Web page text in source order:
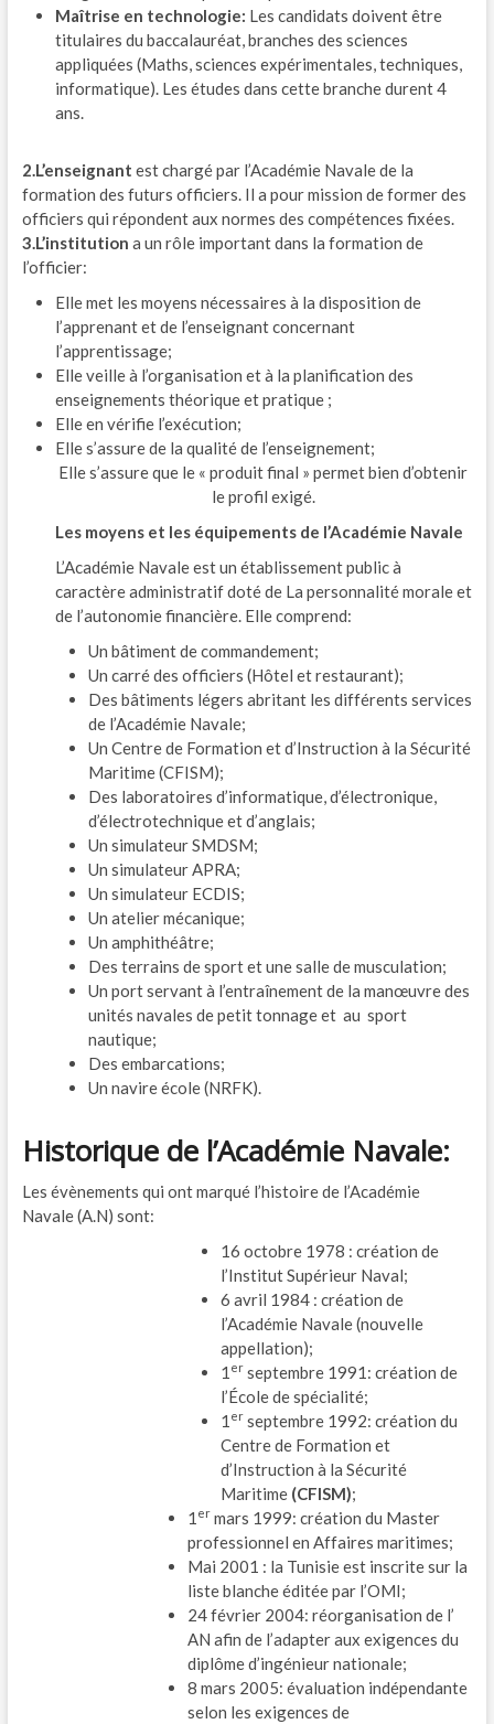
Maîtrise en technologie: Les candidats doivent être
titulaires du baccalauréat, branches des sciences
appliquées (Maths, sciences expérimentales, techniques,
informatique). Les études dans cette branche durent 4
ans.
2.L’enseignant est chargé par l’Académie Navale de la
formation des futurs officiers. Il a pour mission de former des
officiers qui répondent aux normes des compétences fixées.
3.L’institution a un rôle important dans la formation de
l’officier:
Elle met les moyens nécessaires à la disposition de
l’apprenant et de l’enseignant concernant
l’apprentissage;
Elle veille à l’organisation et à la planification des
enseignements théorique et pratique ;
Elle en vérifie l’exécution;
Elle s’assure de la qualité de l’enseignement;
Elle s’assure que le « produit final » permet bien d’obtenir
le profil exigé.
Les moyens et les équipements de l’Académie Navale
L’Académie Navale est un établissement public à
caractère administratif doté de La personnalité morale et
de l’autonomie financière. Elle comprend:
Un bâtiment de commandement;
Un carré des officiers (Hôtel et restaurant);
Des bâtiments légers abritant les différents services
de l’Académie Navale;
Un Centre de Formation et d’Instruction à la Sécurité
Maritime (CFISM);
Des laboratoires d’informatique, d’électronique,
d’électrotechnique et d’anglais;
Un simulateur SMDSM;
Un simulateur APRA;
Un simulateur ECDIS;
Un atelier mécanique;
Un amphithéâtre;
Des terrains de sport et une salle de musculation;
Un port servant à l’entraînement de la manœuvre des
unités navales de petit tonnage et au sport
nautique;
Des embarcations;
Un navire école (NRFK).
Historique de l’Académie Navale:
Les évènements qui ont marqué l’histoire de l’Académie
Navale (A.N) sont:
16 octobre 1978 : création de
l’Institut Supérieur Naval;
6 avril 1984 : création de
l’Académie Navale (nouvelle
appellation);
1 erseptembre 1991: création de
l’École de spécialité;
1 erseptembre 1992: création du
Centre de Formation et
d’Instruction à la Sécurité
Maritime (CFISM);
1 ermars 1999: création du Master
professionnel en Affaires maritimes;
Mai 2001 : la Tunisie est inscrite sur la
liste blanche éditée par l’OMI;
24 février 2004: réorganisation de l’
AN afin de l’adapter aux exigences du
diplôme d’ingénieur nationale;
8 mars 2005: évaluation indépendante
selon les exigences de